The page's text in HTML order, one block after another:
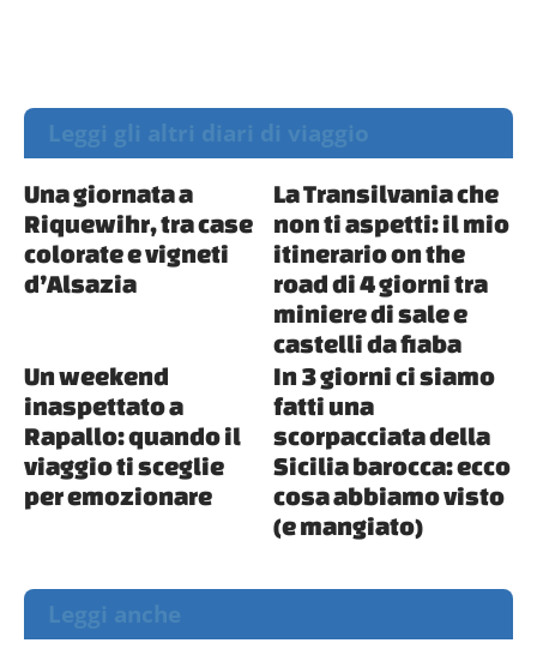
Leggi gli altri diari di viaggio
Una giornata a
Riquewihr, tra case
colorate e vigneti
d’Alsazia
La Transilvania che
non ti aspetti: il mio
itinerario on the
road di 4 giorni tra
miniere di sale e
castelli da fiaba
Un weekend
inaspettato a
Rapallo: quando il
viaggio ti sceglie
per emozionare
In 3 giorni ci siamo
fatti una
scorpacciata della
Sicilia barocca: ecco
cosa abbiamo visto
(e mangiato)
Leggi anche